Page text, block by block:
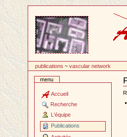
contenu
publications ~vascular network
menu
Accueil
Recherche
L'équipe
Publications